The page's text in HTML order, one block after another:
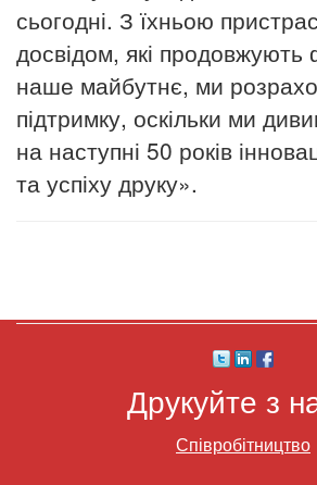
сьогодні. З їхньою
досвідом, які
наше майбутнє, ми
підтримку, оскільки ми
на наступні 50 років
та успіху друку».
Друкуйте з
Співробітництво